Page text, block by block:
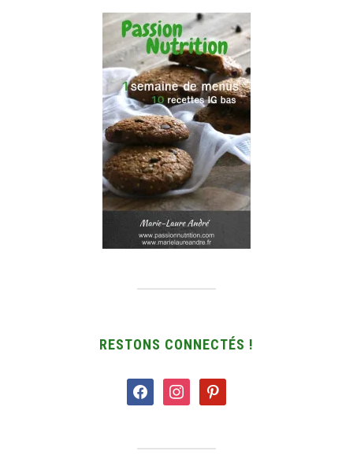
RESTONS CONNECTÉS !
facebookinstagrampinterest